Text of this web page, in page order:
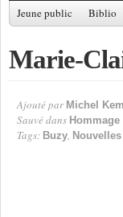
Jeune public Biblio
Marie-
Ajouté par Michel
Sauvé dans Hommage
Tags: Buzy, Nouvelles